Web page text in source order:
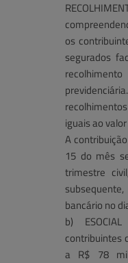
os
segurados
iguais ao
A
15 do mês
trimestre
bancário no
b)
contribuintes
a R$ 78